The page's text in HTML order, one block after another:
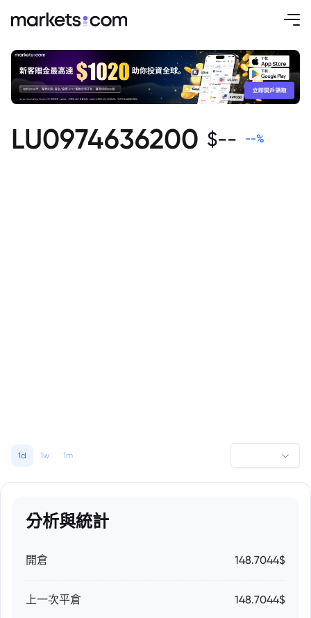
LU0974636200 $-- --%
1d 1w 1m
分析與統計
開倉 148.7044$
上一次平倉 148.7044$